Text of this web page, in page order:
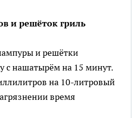
и решёток гриль
и решётки
с нашатырём на 15 минут.
на 10-литровый
время